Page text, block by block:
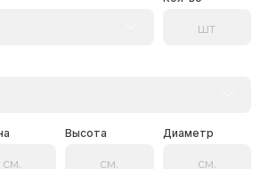
Высота Диаметр